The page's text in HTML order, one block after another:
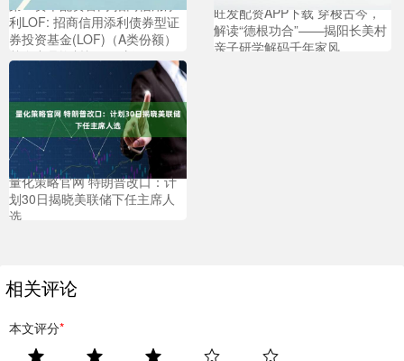
第一资本配资官网 招商信用添
利LOF: 招商信用添利债券型证
券投资基金(LOF)（A类份额）
基金产品资料概要更新
旺发配资APP下载 穿梭古今，
解读“德根功合”——揭阳长美村
亲子研学解码千年家风
量化策略官网 特朗普改口：计
划30日揭晓美联储下任主席人
选
相关评论
本文评分*